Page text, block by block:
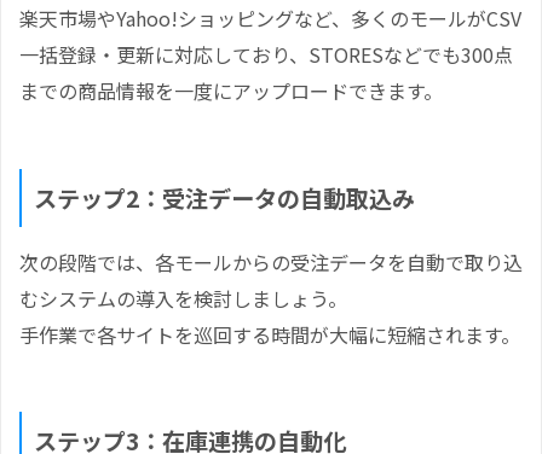
楽天市場やYahoo!ショッピングなど、多くのモールがCSV
一括登録・更新に対応しており、STORESなどでも300点
までの商品情報を一度にアップロードできます。
ステップ2：受注データの自動取込み
次の段階では、各モールからの受注データを自動で取り込
むシステムの導入を検討しましょう。
手作業で各サイトを巡回する時間が大幅に短縮されます。
ステップ3：在庫連携の自動化